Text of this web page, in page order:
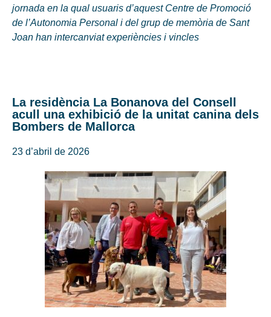
jornada en la qual usuaris d’aquest Centre de Promoció
de l’Autonomia Personal i del grup de memòria de Sant
Joan han intercanviat experiències i vincles
La residència La Bonanova del Consell
acull una exhibició de la unitat canina dels
Bombers de Mallorca
23 d’abril de 2026